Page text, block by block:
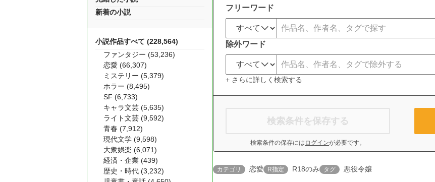
フリーワード
除外ワード
+ さらに詳しく検索する
検索条件を保存する
検索条件の保存には ログインが必要です。
カテゴリ 恋愛 R指定 R18のみ タグ 悪役令嬢
新着の小説
小説作品すべて (228,564)
ファンタジー (53,236)
恋愛 (66,307)
ミステリー (5,379)
ホラー (8,495)
SF (6,733)
キャラ文芸 (5,635)
ライト文芸 (9,592)
青春 (7,912)
現代文学 (9,598)
大衆娯楽 (6,071)
経済・企業 (439)
歴史・時代 (3,232)